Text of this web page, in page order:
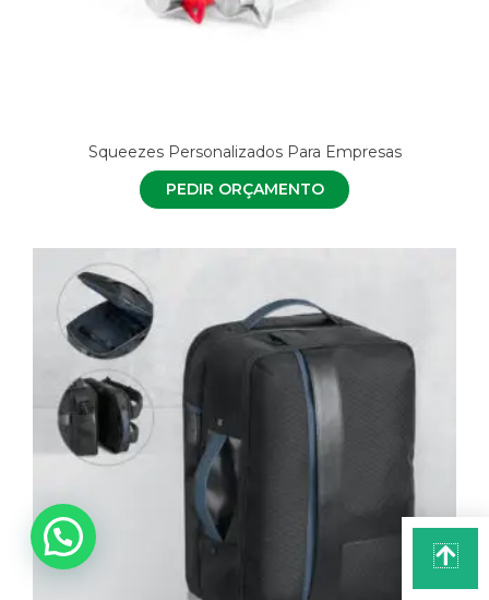
Squeezes Personalizados Para Empresas
PEDIR ORÇAMENTO